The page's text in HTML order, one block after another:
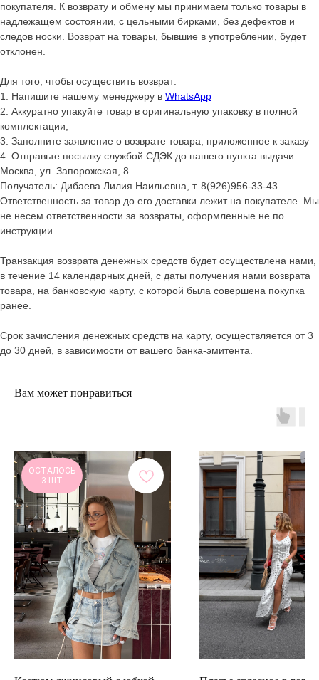
покупателя. К возврату и обмену мы принимаем только товары в
надлежащем состоянии, с цельными бирками, без дефектов и
следов носки. Возврат на товары, бывшие в употреблении, будет
отклонен.
Для того, чтобы осуществить возврат:
1. Напишите нашему менеджеру в WhatsApp
2. Аккуратно упакуйте товар в оригинальную упаковку в полной
комплектации;
3. Заполните заявление о возврате товара, приложенное к заказу
4. Отправьте посылку службой СДЭК до нашего пункта выдачи:
Москва, ул. Запорожская, 8
Получатель: Дибаева Лилия Наильевна, т. 8(926)956-33-43
Ответственность за товар до его доставки лежит на покупателе. Мы
не несем ответственности за возвраты, оформленные не по
инструкции.
Транзакция возврата денежных средств будет осуществлена нами,
в течение 14 календарных дней, с даты получения нами возврата
товара, на банковскую карту, с которой была совершена покупка
ранее.
Срок зачисления денежных средств на карту, осуществляется от 3
до 30 дней, в зависимости от вашего банка-эмитента.
Вам может понравиться
ОСТАЛОСЬ
3 ШТ